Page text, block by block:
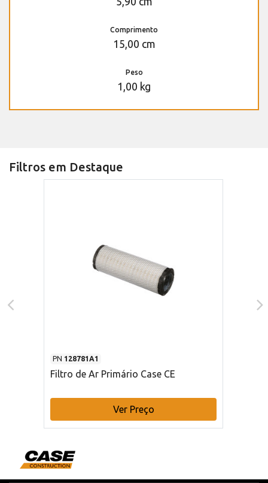
Comprimento
15,00 cm
Peso
1,00 kg
Filtros em Destaque
PN 128781A1
Filtro de Ar Primário Case CE
Ver Preço